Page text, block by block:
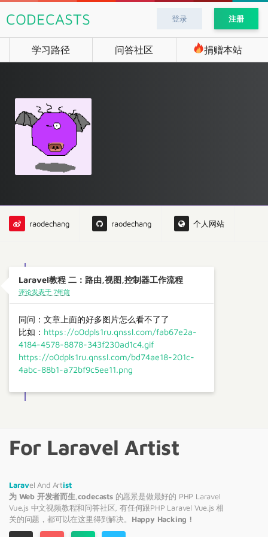
CODECASTS 登录 注册
学习路径 问答社区 捐赠本站
raodechang raodechang 个人网站
Laravel教程 二：路由,视图,控制器工作流程
评论发表于 7年前
同问：文章上面的好多图片怎么看不了了
比如： https://o0dpls1ru.qnssl.com/fab67e2a-
4184-4578-8878-343f230ad1c4.gif
https://o0dpls1ru.qnssl.com/bd74ae18-201c-
4abc-88b1-a72bf9c5ee11.png
For Laravel Artist
Laravel And Artist
为 Web 开发者而生 codecasts的愿景是做最好的 PHP Laravel
Vue.js 中文视频教程和问答社区, 有任何跟PHP Laravel Vue.js 相
关的问题，都可以在这里得到解决。 Happy Hacking !